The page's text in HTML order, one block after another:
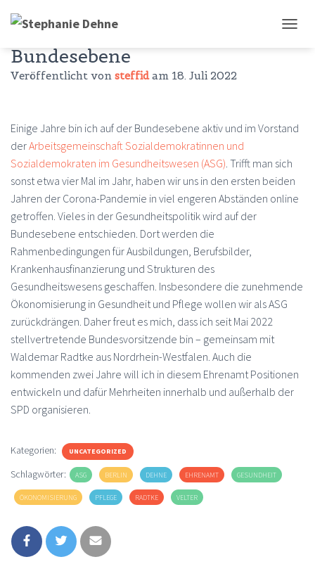
I
U
M
S
N
Gesundheitspolitik auf
Bundesebene
Veröffentlicht von steffidam 18. Juli 2022
Einige Jahre bin ich auf der Bundesebene aktiv und im Vorstand
derArbeitsgemeinschaft Sozialdemokratinnen und
Sozialdemokraten im Gesundheitswesen (ASG). Trifft man sich
sonst etwa vier Mal im Jahr, haben wir uns in den ersten beiden
Jahren der Corona-Pandemie in viel engeren Abständen online
getroffen. Vieles in der Gesundheitspolitik wird auf der
Bundesebene entschieden. Dort werden die
Rahmenbedingungen für Ausbildungen, Berufsbilder,
Krankenhausfinanzierung und Strukturen des
Gesundheitswesens geschaffen. Insbesondere die zunehmende
Ökonomisierung in Gesundheit und Pflege wollen wir als ASG
zurückdrängen. Daher freut es mich, dass ich seit Mai 2022
stellvertretende Bundesvorsitzende bin – gemeinsam mit
Waldemar Radtke aus Nordrhein-Westfalen. Auch die
kommenden zwei Jahre will ich in diesem Ehrenamt Positionen
entwickeln und dafür Mehrheiten innerhalb und außerhalb der
SPD organisieren.
Kategorien: UNCATEGORIZED
Schlagwörter: ASG BERLIN DEHNE EHRENAMT GESUNDHEIT
ÖKONOMISIERUNG PFLEGE RADTKE VELTER